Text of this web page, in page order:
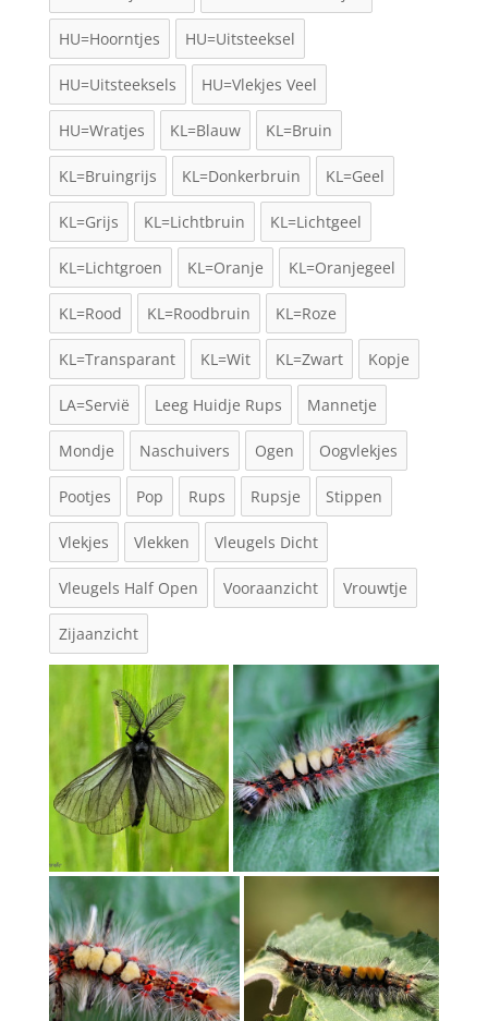
HU=Hoorntjes HU=Uitsteeksel
HU=Uitsteeksels HU=Vlekjes Veel
HU=Wratjes KL=Blauw KL=Bruin
KL=Bruingrijs KL=Donkerbruin KL=Geel
KL=Grijs KL=Lichtbruin KL=Lichtgeel
KL=Lichtgroen KL=Oranje KL=Oranjegeel
KL=Rood KL=Roodbruin KL=Roze
KL=Transparant KL=Wit KL=Zwart Kopje
LA=Servië Leeg Huidje Rups Mannetje
Mondje Naschuivers Ogen Oogvlekjes
Pootjes Pop Rups Rupsje Stippen
Vlekjes Vlekken Vleugels Dicht
Vleugels Half Open Vooraanzicht Vrouwtje
Zijaanzicht